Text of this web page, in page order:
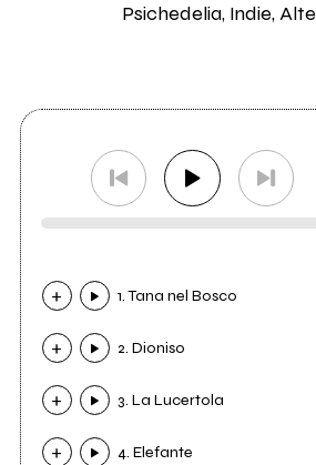
Psichedelia, Indie,
1. Tana nel Bosco
2. Dioniso
3. La Lucertola
4. Elefante